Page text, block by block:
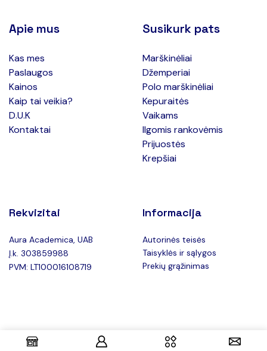
Apie mus
Kas mes
Paslaugos
Kainos
Kaip tai veikia?
D.U.K
Kontaktai
Susikurk pats
Marškinėliai
Džemperiai
Polo marškinėliai
Kepuraitės
Vaikams
Ilgomis rankovėmis
Prijuostės
Krepšiai
Rekvizitai
Aura Academica, UAB
Į.k. 303859988
PVM: LT100016108719
Informacija
Autorinės teisės
Taisyklės ir sąlygos
Prekių grąžinimas
Copyright © 2025 Teeboxas.lt – Privatumo politika